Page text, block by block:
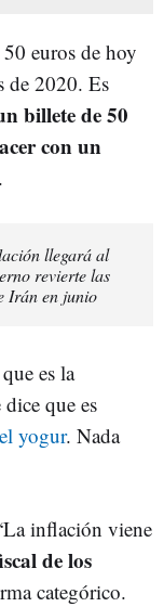
euros de hoy
de 2020. Es
billete de 50
con un
llegará al
revierte las
Irán en junio
es la
que es
yogur. Nada
inflación viene
de los
categórico.